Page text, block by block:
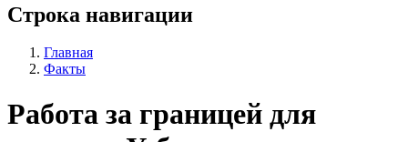
Строка навигации
Главная
Факты
Работа за границей для